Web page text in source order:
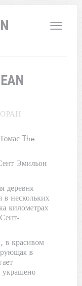
The
Эмильон
деревня
в нескольких
километрах
в красивом
в